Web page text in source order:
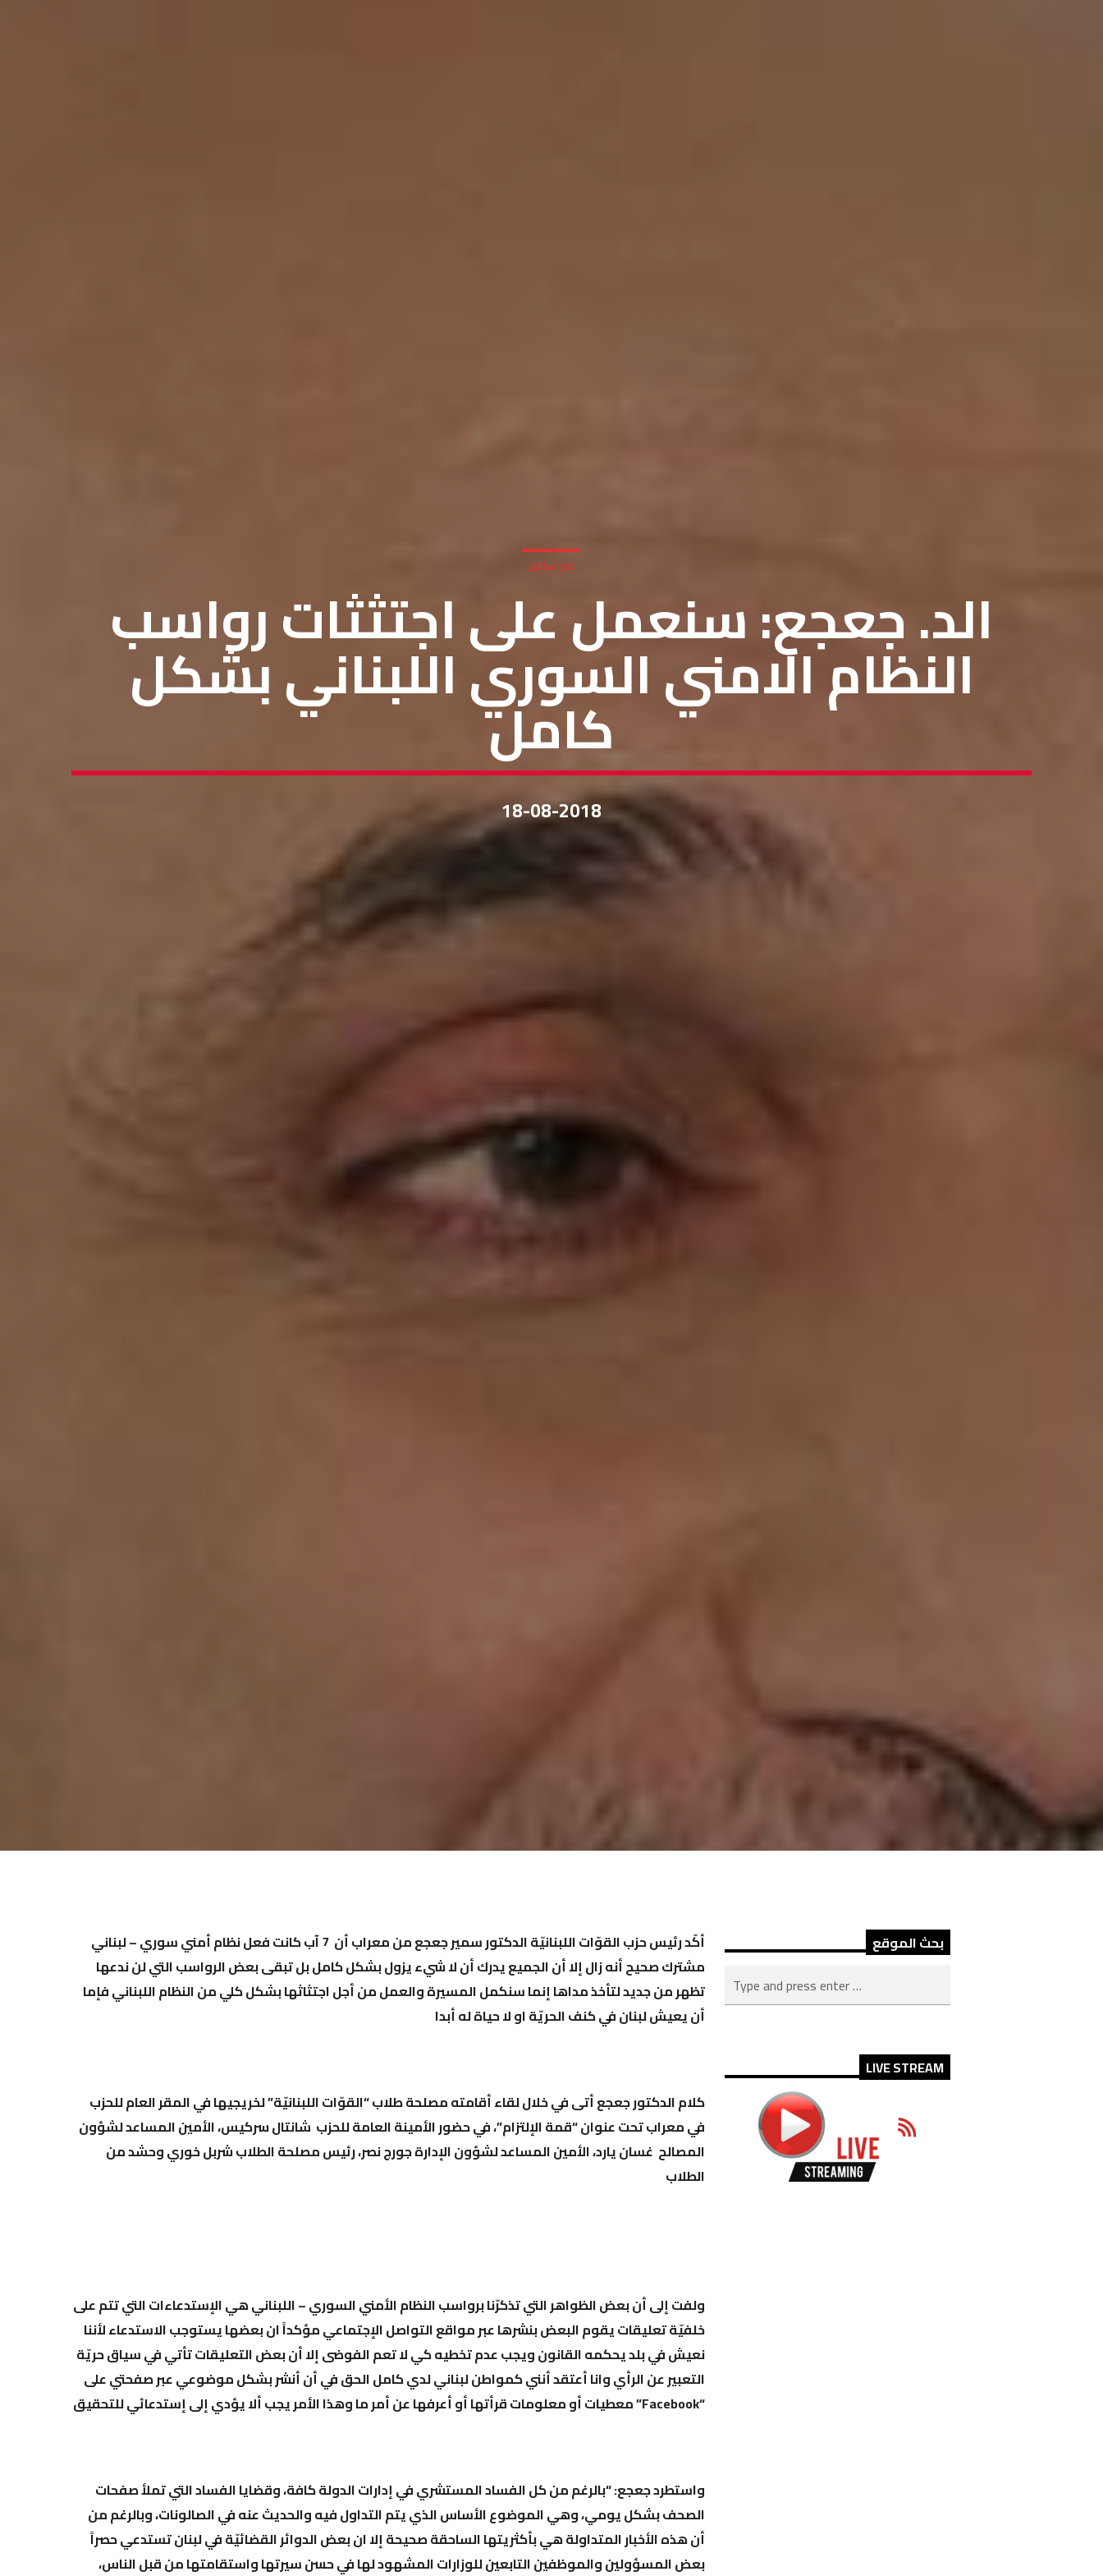
خبر ساخن
الد. جعجع: سنعمل على اجتثثات رواسب
النظام الامني السوري اللبناني بشكل
كامل
18-08-2018
أكّد رئيس حزب القوّات اللبنانيّة الدكتور سمير جعجع من معراب أن 7 آب كانت فعل نظام أمني سوري – لبناني
مشترك صحيح أنه زال إلا أن الجميع يدرك أن لا شيء يزول بشكل كامل بل تبقى بعض الرواسب التي لن ندعها
تظهر من جديد لتأخذ مداها إنما سنكمل المسيرة والعمل من أجل اجتثاثها بشكل كلي من النظام اللبناني فإما
أن يعيش لبنان في كنف الحريّة او لا حياة له أبدا
كلام الدكتور جعجع أتى في خلال لقاء أقامته مصلحة طلاب “القوّات اللبنانيّة” لخريجيها في المقر العام للحزب
في معراب تحت عنوان “قمة الإلتزام”، في حضور الأمينة العامة للحزب شانتال سركيس، الأمين المساعد لشؤون
المصالح غسان يارد، الأمين المساعد لشؤون الإدارة جورج نصر، رئيس مصلحة الطلاب شربل خوري وحشد من
الطلاب
ولفت إلى أن بعض الظواهر التي تذكرّنا برواسب النظام الأمني السوري – اللبناني هي الإستدعاءات التي تتم على
خلفيّة تعليقات يقوم البعض بنشرها عبر مواقع التواصل الإجتماعي مؤكداً ان بعضها يستوجب الاستدعاء لأننا
نعيش في بلد يحكمه القانون ويجب عدم تخطيه كي لا تعم الفوضى إلا أن بعض التعليقات تأتي في سياق حريّة
التعبير عن الرأي وانا أعتقد أنني كمواطن لبناني لدي كامل الحق في أن أنشر بشكل موضوعي عبر صفحتي على
“Facebook” معطيات أو معلومات قرأتها أو أعرفها عن أمر ما وهذا الأمر يجب ألا يؤدي إلى إستدعائي للتحقيق
واستطرد جعجع: “بالرغم من كل الفساد المستشري في إدارات الدولة كافة، وقضايا الفساد التي تملأ صفحات
الصحف بشكل يومي، وهي الموضوع الأساس الذي يتم التداول فيه والحديث عنه في الصالونات، وبالرغم من
أن هذه الأخبار المتداولة هي بأكثريتها الساحقة صحيحة إلا ان بعض الدوائر القضائيّة في لبنان تستدعي حصراً
بعض المسؤولين والموظفين التابعين للوزارات المشهود لها في حسن سيرتها واستقامتها من قبل الناس،
بحث الموقع
LIVE STREAM